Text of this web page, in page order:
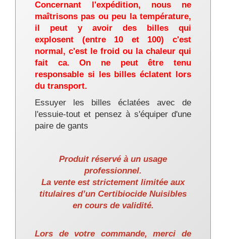
Concernant l'expédition, nous ne
maîtrisons pas ou peu la température,
il peut y avoir des billes qui
explosent (entre 10 et 100) c'est
normal, c'est le froid ou la chaleur qui
fait ca. On ne peut être tenu
responsable si les billes éclatent lors
du transport.
Essuyer les billes éclatées avec de
l'essuie-tout et pensez à s'équiper d'une
paire de gants
Produit réservé à un usage
professionnel.
La vente est strictement limitée aux
titulaires d’un Certibiocide Nuisibles
en cours de validité.
Lors de votre commande, merci de